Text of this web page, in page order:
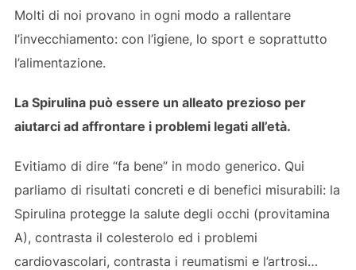
Molti di noi provano in ogni modo a rallentare
l’invecchiamento: con l’igiene, lo sport e soprattutto
l’alimentazione.
La Spirulinapuò essere un alleato prezioso per
aiutarci ad affrontare i problemi legati all’età.
Evitiamo di dire “fa bene” in modo generico. Qui
parliamo di risultati concreti e di benefici misurabili: la
Spirulina protegge la salute degli occhi (provitamina
A), contrasta il colesterolo ed i problemi
cardiovascolari, contrasta i reumatismi e l’artrosi…